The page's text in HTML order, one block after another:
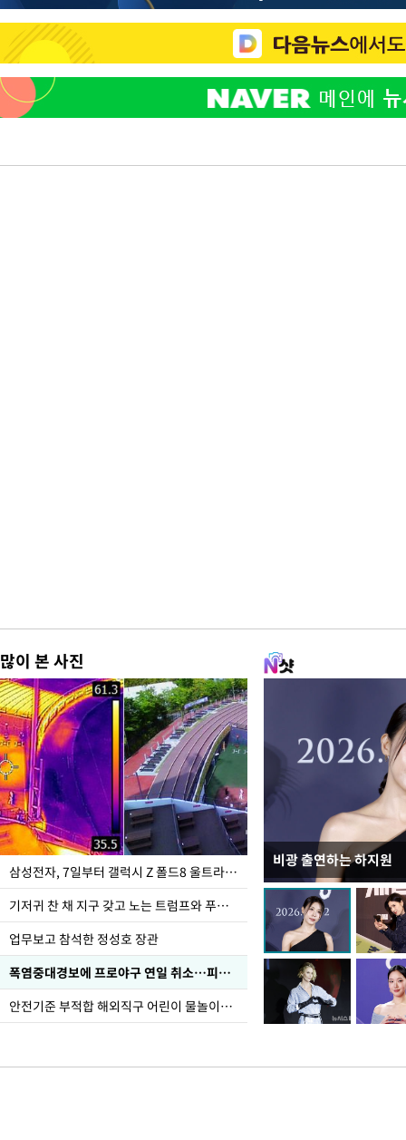
많이 본 사진
삼성전자, 7일부터 갤럭시 Z 폴드8 울트라·폴드8·플립8 출시
기저귀 찬 채 지구 갖고 노는 트럼프와 푸틴 형상 미로
업무보고 참석한 정성호 장관
폭염중대경보에 프로야구 연일 취소…피칭 연습장 '52도'
안전기준 부적합 해외직구 어린이 물놀이용품 판매 중단 요청한 서울시
비광 출연하는 하지원
이재명 대통령, "수사
선 다해 강구해야"